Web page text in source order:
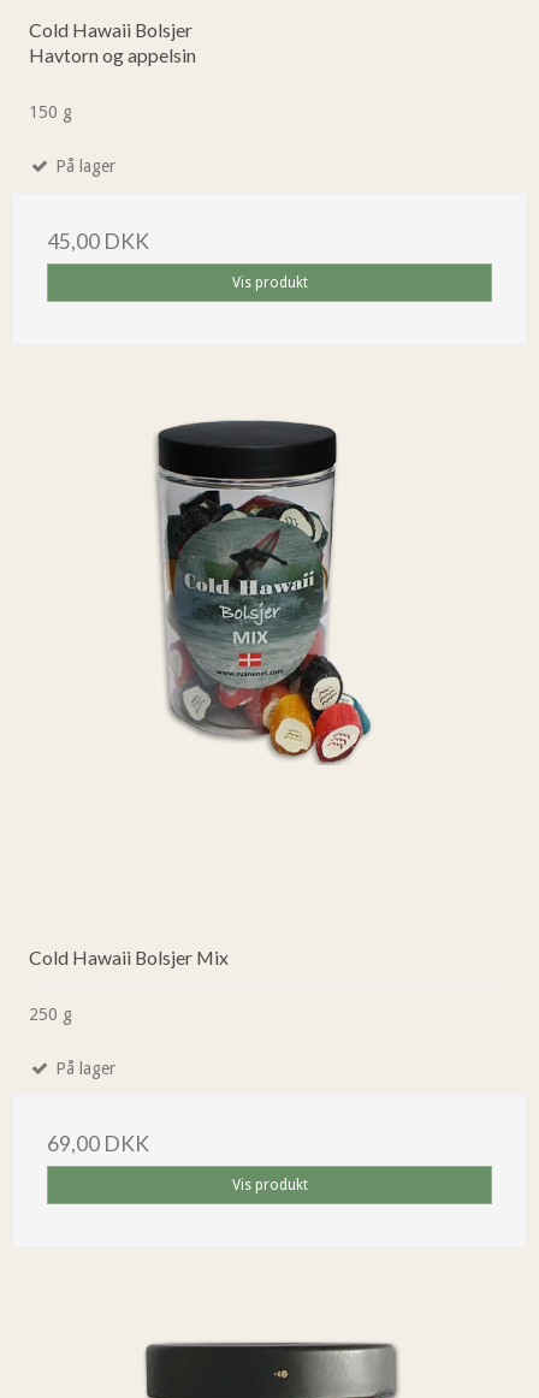
Cold Hawaii Bolsjer
Havtorn og appelsin
150 g
På lager
45,00 DKK
Vis produkt
Cold Hawaii Bolsjer Mix
250 g
På lager
69,00 DKK
Vis produkt